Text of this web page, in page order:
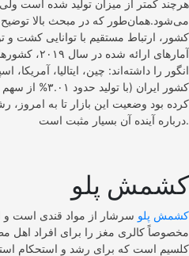
هرچند کمتر از میزان تولید شده است ولی
می‌شود.همان‌طور که در مبحث بالا
کشور، ارتباط مستقیم با توانایی کشت و
انگور را داشته‌اند: چین، ایتالیا، آمریکا،
کشور ایران (با
کرده بود وضعیت این بازار تا به
درباره آینده آن بسیار مثبت است.
کشمش پلو
کشمش پلو سرشار از مواد قندی است و
مخصوصاً کالری مغز را برای افراد اهل
کلسیم است که برای رشد و استحکام